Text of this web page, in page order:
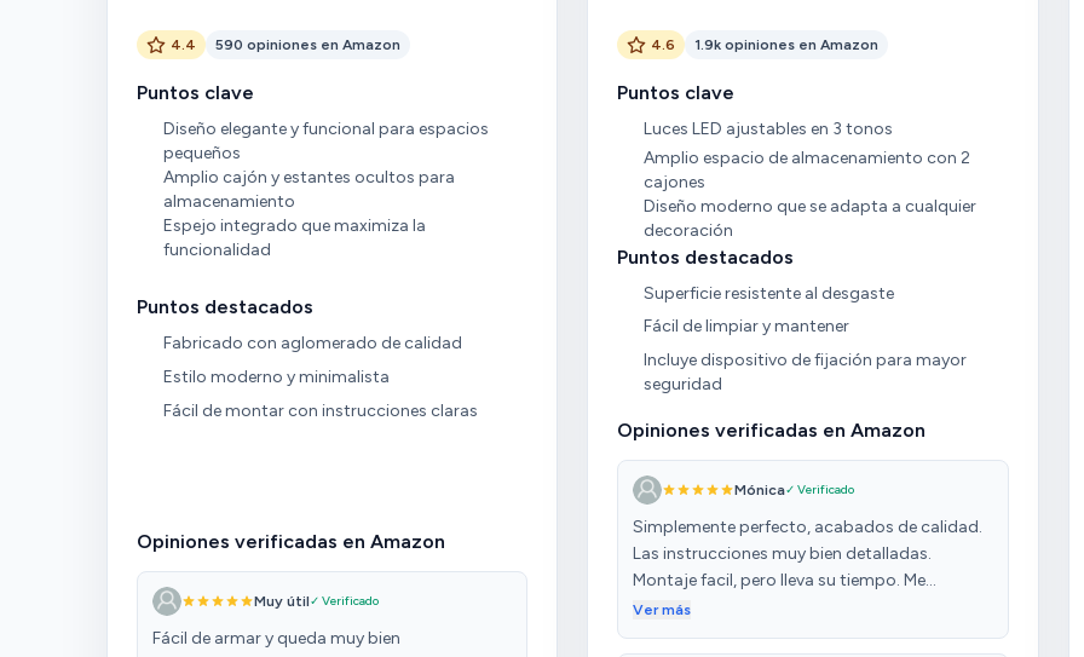
4.4 590 opiniones en Amazon
Puntos clave
Diseño elegante y funcional para espacios
pequeños
Amplio cajón y estantes ocultos para
almacenamiento
Espejo integrado que maximiza la
funcionalidad
Puntos destacados
Fabricado con aglomerado de calidad
Estilo moderno y minimalista
Fácil de montar con instrucciones claras
Opiniones verificadas en Amazon
Muy útil✓ Verificado
Fácil de armar y queda muy bien
4.6 1.9k opiniones en Amazon
Puntos clave
Luces LED ajustables en 3 tonos
Amplio espacio de almacenamiento con 2
cajones
Diseño moderno que se adapta a cualquier
decoración
Puntos destacados
Superficie resistente al desgaste
Fácil de limpiar y mantener
Incluye dispositivo de fijación para mayor
seguridad
Opiniones verificadas en Amazon
Mónica✓ Verificado
Simplemente perfecto, acabados de calidad.
Las instrucciones muy bien detalladas.
Montaje facil, pero lleva su tiempo. Me
sorprendió la potencia de las luces. El
Ver más